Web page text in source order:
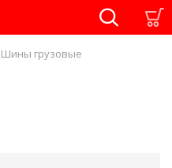
Шины грузовые